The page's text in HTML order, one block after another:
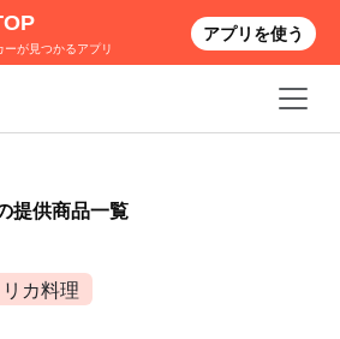
提供商品一覧
カ料理
ーが見つかるアプリ
アプリを使う